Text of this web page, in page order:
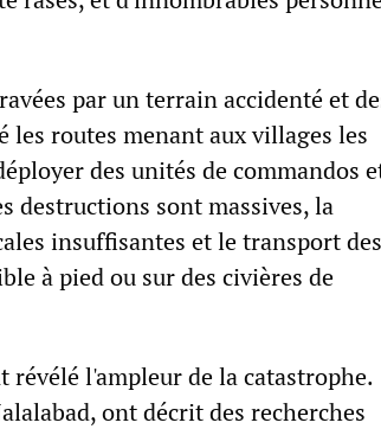
par un terrain accidenté et
routes menant aux villages les
des unités de commandos
destructions sont massives, la
insuffisantes et le transport des
à pied ou sur des civières de
révélé l'ampleur de la catastrophe.
ont décrit des recherches